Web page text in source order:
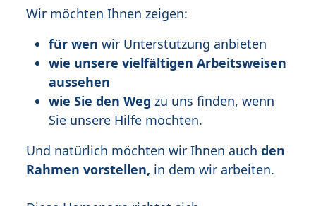
Wir möchten Ihnen zeigen:
für wen wir Unterstützung anbieten
wie unsere vielfältigen Arbeitsweisen
aussehen
wie Sie den Weg zu uns finden, wenn
Sie unsere Hilfe möchten.
Und natürlich möchten wir Ihnen auch den
Rahmen vorstellen, in dem wir arbeiten.